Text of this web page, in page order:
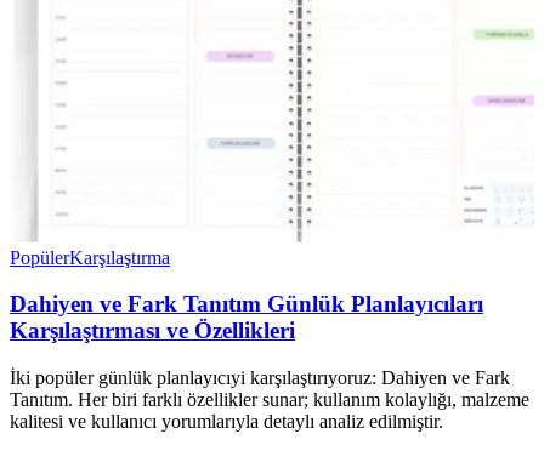
PopülerKarşılaştırma
Dahiyen ve Fark Tanıtım Günlük Planlayıcıları
Karşılaştırması ve Özellikleri
İki popüler günlük planlayıcıyi karşılaştırıyoruz: Dahiyen ve Fark
Tanıtım. Her biri farklı özellikler sunar; kullanım kolaylığı, malzeme
kalitesi ve kullanıcı yorumlarıyla detaylı analiz edilmiştir.